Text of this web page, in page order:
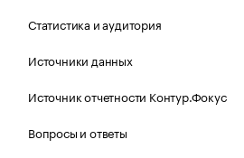
Статистика и аудитория
Источники данных
Источник отчетности Контур.Фокус
Вопросы и ответы